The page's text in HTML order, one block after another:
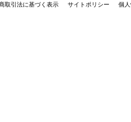
取引法に基づく表示 サイトポリシー 個